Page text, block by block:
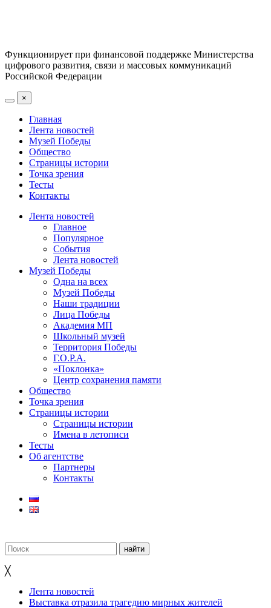
Функционирует при финансовой поддержке Министерства
цифрового развития, связи и массовых коммуникаций
Российской Федерации
×
Главная
Лента новостей
Музей Победы
Общество
Страницы истории
Точка зрения
Тесты
Контакты
Лента новостей
Главное
Популярное
События
Лента новостей
Музей Победы
Одна на всех
Музей Победы
Наши традиции
Лица Победы
Академия МП
Школьный музей
Территория Победы
Г.О.Р.А.
«Поклонка»
Центр сохранения памяти
Общество
Точка зрения
Страницы истории
Страницы истории
Имена в летописи
Тесты
Об агентстве
Партнеры
Контакты
╳
Лента новостей
Выставка отразила трагедию мирных жителей